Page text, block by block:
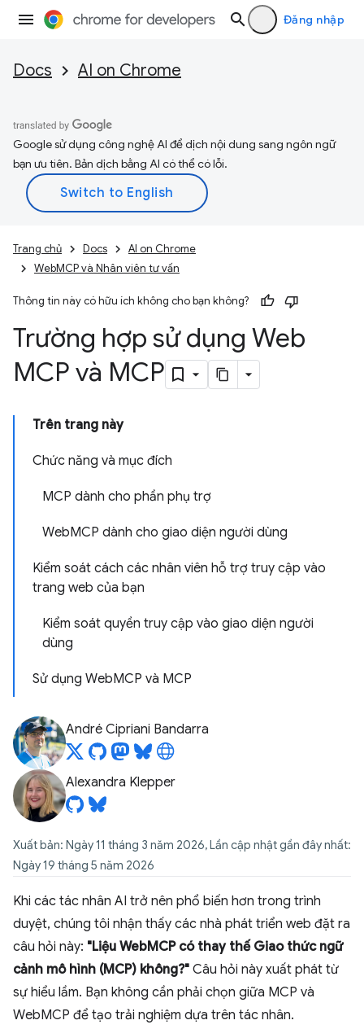
Đăng nhập
Docs AI on Chrome
Google sử dụng công nghệ AI để dịch nội dung sang ngôn ngữ
bạn ưu tiên. Bản dịch bằng AI có thể có lỗi.
Trang chủ Docs
AI on Chrome
WebMCP và Nhân viên tư vấn
Thông tin này có hữu ích không cho bạn không?
Trường hợp sử dụng Web
MCP và MCP
Trên trang này
Chức năng và mục đích
MCP dành cho phần phụ trợ
WebMCP dành cho giao diện người dùng
Kiểm soát cách các nhân viên hỗ trợ truy cập vào
trang web của bạn
Kiểm soát quyền truy cập vào giao diện người
dùng
Sử dụng WebMCP và MCP
André Cipriani Bandarra
Alexandra Klepper
Xuất bản: Ngày 11 tháng 3 năm 2026, Lần cập nhật gần đây nhất:
Ngày 19 tháng 5 năm 2026
Khi các tác nhân AI trở nên phổ biến hơn trong trình
duyệt, chúng tôi nhận thấy các nhà phát triển web đặt ra
câu hỏi này: "Liệu WebMCP có thay thế Giao thức ngữ
cảnh mô hình (MCP) không?" Câu hỏi này xuất phát từ
sự hiểu lầm. Bạn không cần phải chọn giữa MCP và
WebMCP để tạo trải nghiệm dựa trên tác nhân.